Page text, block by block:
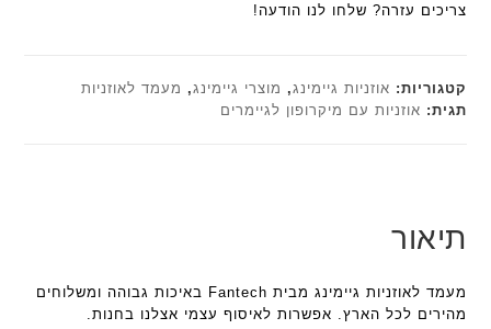
צריכים עזרה? שלחו לנו הודעה!
קטגוריות: אוזניות גיימינג, מוצרי גיימינג, מעמד לאוזניות
תגית: אוזניות עם מיקרופון לגיימרים
תיאור
מעמד לאוזניות גיימינג מבית Fantech באיכות גבוהה ומשלוחים
מהירים לכל הארץ. אפשרות לאיסוף עצמי אצלנו בחנות.